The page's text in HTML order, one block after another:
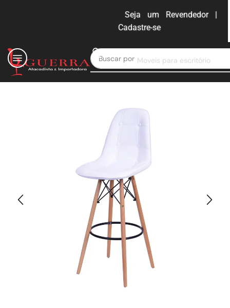
Seja um Revendedor |
Cadastre-se
Buscar por Moveis para escritório